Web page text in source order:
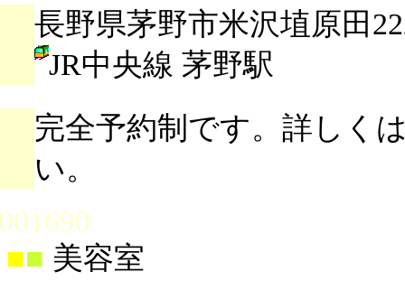
長野県茅野市米沢埴原田
JR中央線 茅野駅
完全予約制です。詳しく
い。
■ 美容室